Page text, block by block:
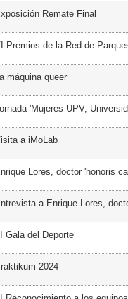
Remate Final
Premios de la Red de
máquina queer
'Mujeres UPV,
a iMoLab
Lores, doctor 'honoris
a Enrique Lores,
Gala del Deporte
2024